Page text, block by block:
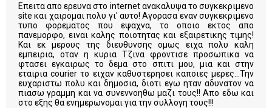
Επειτα απο ερευνα στο internet ανακαλυψα το συγκεκριμενο
site και χαιρομαι πολυ γι' αυτο! Αγορασα εναν συγκεκριμενο
τυπο φορεματος που εψαχνα, το οποιο εκτος απο
πανεμορφο, ειναι καλης ποιοτητας και εξαιρετικης τιμης!
Και εκ μερους της διευθυνσης ομως ειχα πολυ καλη
εμπειρια, οταν η κυρια Τζινα φροντισε προσωπικα να
φτασει εγκαιρως το δεμα στο σπιτι μου, μια και στην
εταιρια courier το ειχαν καθυστερησει καποιες μερες...Την
ευχαριστω πολυ και δημοσια, διοτι εγω ηταν αδυνατον να
πιασω γραμμη και να συνεννοηθω μαζι τους!! Απο εδω και
στο εξης θα ενημερωνομαι για την συλλογη τους!!!